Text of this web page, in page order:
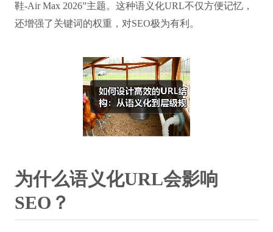
鞋-Air Max 2026”主题。这种语义化URL不仅方便记忆，
还增强了关键词的权重，对SEO极为有利。
为什么语义化URL会影响
SEO？